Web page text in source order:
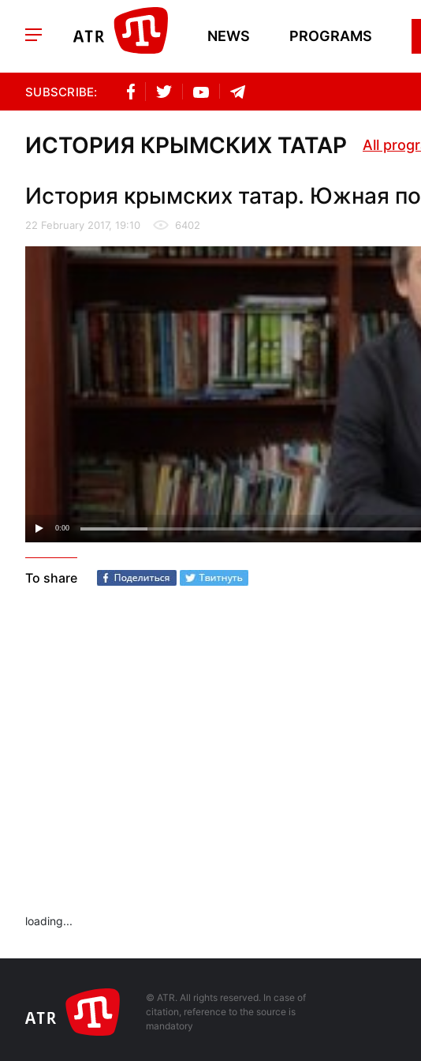
NEWS PROGRAMS
SUBSCRIBE:
ИСТОРИЯ КРЫМСКИХ ТАТАР All
История крымских татар. Южная
22 February 2017, 19:10 6402
To share
loading...
© ATR. All rights reserved. In case of
citation, reference to the source is
mandatory